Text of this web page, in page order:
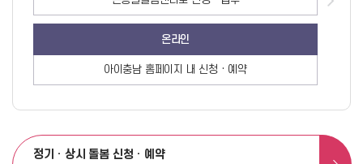
온라인
아이충남 홈페이지 내 신청 · 예약
정기 · 상시 돌봄 신청 · 예약